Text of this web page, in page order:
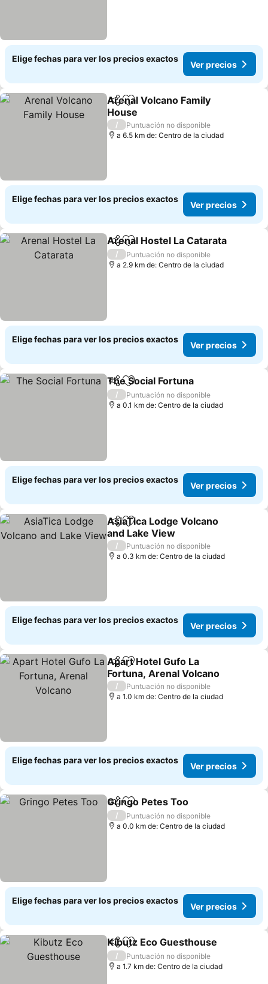
Elige fechas para ver los precios exactos
Ver precios
CompartirAgregar a favoritos
Arenal Volcano Family
House
/
Puntuación no disponible
a 6.5 km de: Centro de la ciudad
Elige fechas para ver los precios exactos
Ver precios
CompartirAgregar a favoritos
Arenal Hostel La Catarata
/
Puntuación no disponible
a 2.9 km de: Centro de la ciudad
Elige fechas para ver los precios exactos
Ver precios
Compartir
Agregar a favoritos
The Social Fortuna
/
Puntuación no disponible
a 0.1 km de: Centro de la ciudad
Elige fechas para ver los precios exactos
Ver precios
CompartirAgregar a favoritos
AsiaTica Lodge Volcano
and Lake View
/
Puntuación no disponible
a 0.3 km de: Centro de la ciudad
Elige fechas para ver los precios exactos
Ver precios
CompartirAgregar a favoritos
Apart Hotel Gufo La
Fortuna, Arenal Volcano
/
Puntuación no disponible
a 1.0 km de: Centro de la ciudad
Elige fechas para ver los precios exactos
Ver precios
CompartirAgregar a favoritos
Gringo Petes Too
/
Puntuación no disponible
a 0.0 km de: Centro de la ciudad
Elige fechas para ver los precios exactos
Ver precios
CompartirAgregar a favoritos
Kibutz Eco Guesthouse
/
Puntuación no disponible
a 1.7 km de: Centro de la ciudad